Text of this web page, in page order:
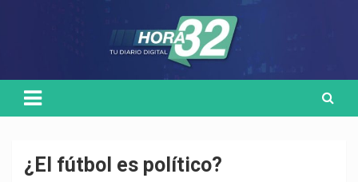
¿El fútbol es político?